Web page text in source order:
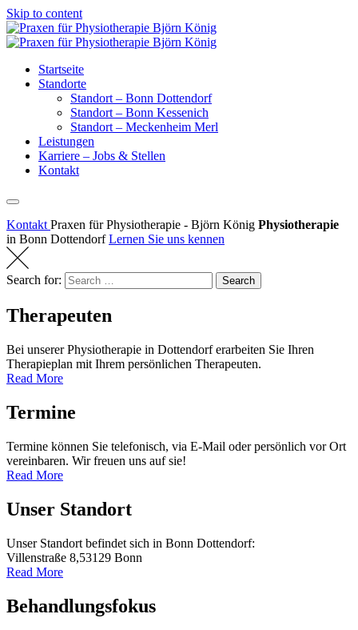
Skip to content
Startseite
Standorte
Standort – Bonn Dottendorf
Standort – Bonn Kessenich
Standort – Meckenheim Merl
Leistungen
Karriere – Jobs & Stellen
Kontakt
Kontakt Praxen für Physiotherapie - Björn König Physiotherapie
in Bonn Dottendorf Lernen Sie uns kennen
Search for: Search
Therapeuten
Bei unserer Physiotherapie in Dottendorf erarbeiten Sie Ihren
Therapieplan mit Ihrem persönlichen Therapeuten.
Read More
Termine
Termine können Sie telefonisch, via E-Mail oder persönlich vor Ort
vereinbaren. Wir freuen uns auf sie!
Read More
Unser Standort
Unser Standort befindet sich in Bonn Dottendorf:
Villenstraße 8,53129 Bonn
Read More
Behandlungsfokus